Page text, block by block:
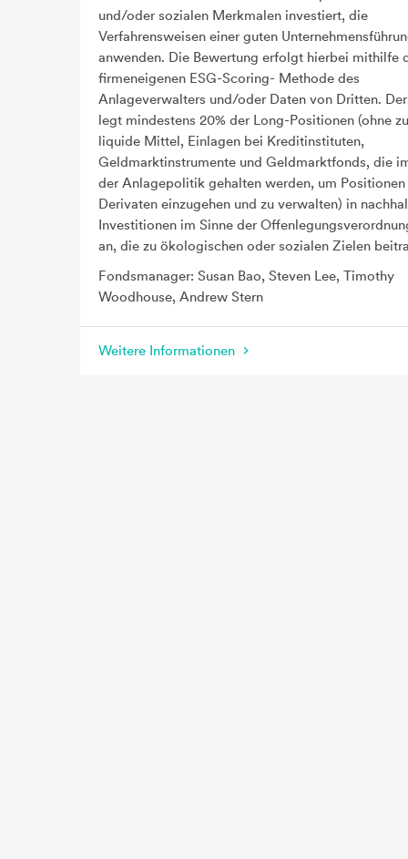
und/oder sozialen Merkmalen investiert, die
Verfahrensweisen einer guten
anwenden. Die Bewertung erfolgt hierbei mithilfe
firmeneigenen ESG-Scoring- Methode des
Anlageverwalters und/oder Daten von Dritten.
legt mindestens 20% der Long-Positionen (ohne
liquide Mittel, Einlagen bei Kreditinstituten,
Geldmarktinstrumente und Geldmarktfonds, die
der Anlagepolitik gehalten werden, um Positionen
Derivaten einzugehen und zu verwalten) in
Investitionen im Sinne der
an, die zu ökologischen oder sozialen Zielen
Fondsmanager: Susan Bao, Steven Lee, Timothy
Woodhouse, Andrew Stern
Weitere Informationen